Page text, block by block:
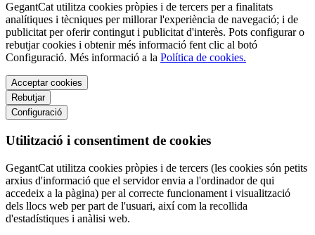
GegantCat utilitza cookies pròpies i de tercers per a finalitats
analítiques i tècniques per millorar l'experiència de navegació; i de
publicitat per oferir contingut i publicitat d'interès. Pots configurar o
rebutjar cookies i obtenir més informació fent clic al botó
Configuració. Més informació a la Política de cookies.
Acceptar cookies
Rebutjar
Configuració
Utilització i consentiment de cookies
GegantCat utilitza cookies pròpies i de tercers (les cookies són petits
arxius d'informació que el servidor envia a l'ordinador de qui
accedeix a la pàgina) per al correcte funcionament i visualització
dels llocs web per part de l'usuari, així com la recollida
d'estadístiques i anàlisi web.